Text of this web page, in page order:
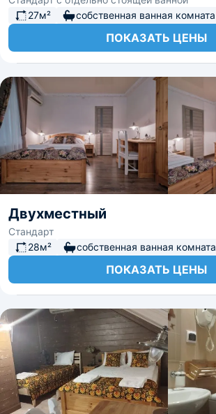
27м²
собственная ванная комната
ПОКАЗАТЬ ЦЕНЫ
Двухместный
Стандарт
28м²
собственная ванная комната
ПОКАЗАТЬ ЦЕНЫ